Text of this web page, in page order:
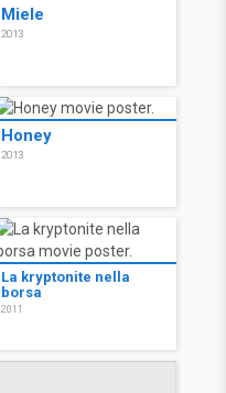
Miele
2013
Honey
2013
La kryptonite nella
borsa
2011